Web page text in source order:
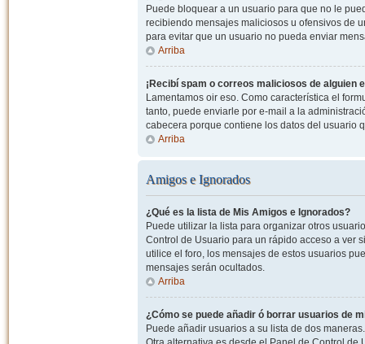
Puede bloquear a un usuario para que no le
recibiendo mensajes maliciosos u ofensivos de
para evitar que un usuario no pueda enviar
Arriba
¡Recibí spam o correos maliciosos de alguien
Lamentamos oir eso. Como característica el
tanto, puede enviarle por e-mail a la
cabecera porque contiene los datos del usuario
Arriba
Amigos e Ignorados
¿Qué es la lista de Mis Amigos e Ignorados?
Puede utilizar la lista para organizar otros
Control de Usuario para un rápido acceso a ver
utilice el foro, los mensajes de estos usuarios
mensajes serán ocultados.
Arriba
¿Cómo se puede añadir ó borrar usuarios de
Puede añadir usuarios a su lista de dos